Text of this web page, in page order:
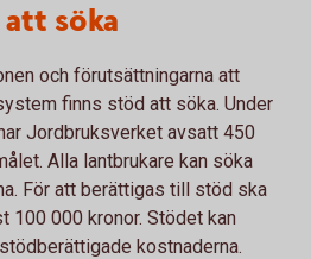
söka
och förutsättningarna att
finns stöd att söka. Under
Jordbruksverket avsatt 450
Alla lantbrukare kan söka
För att berättigas till stöd ska
100 000 kronor. Stödet kan
kostnaderna.